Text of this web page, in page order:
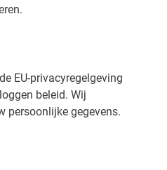
EU-privacyregelgeving
beleid. Wij
persoonlijke gegevens.